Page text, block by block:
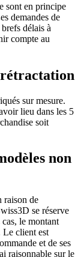
sont en principe
demandes de
délais à
compte au
sur mesure.
lieu dans les 5
soit
non
raison de
se réserve
le montant
Le client est
et de ses
raisonnable sur le